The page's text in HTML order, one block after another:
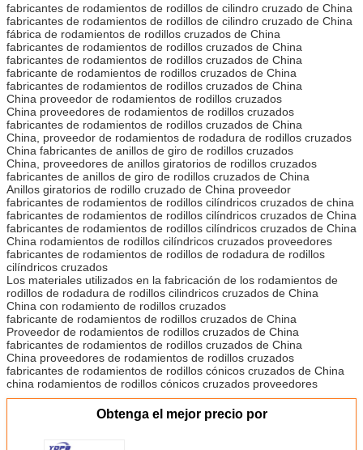
fabricantes de rodamientos de rodillos de cilindro cruzado de China
fabricantes de rodamientos de rodillos de cilindro cruzado de China
fábrica de rodamientos de rodillos cruzados de China
fabricantes de rodamientos de rodillos cruzados de China
fabricantes de rodamientos de rodillos cruzados de China
fabricante de rodamientos de rodillos cruzados de China
fabricantes de rodamientos de rodillos cruzados de China
China proveedor de rodamientos de rodillos cruzados
China proveedores de rodamientos de rodillos cruzados
fabricantes de rodamientos de rodillos cruzados de China
China, proveedor de rodamientos de rodadura de rodillos cruzados
China fabricantes de anillos de giro de rodillos cruzados
China, proveedores de anillos giratorios de rodillos cruzados
fabricantes de anillos de giro de rodillos cruzados de China
Anillos giratorios de rodillo cruzado de China proveedor
fabricantes de rodamientos de rodillos cilíndricos cruzados de china
fabricantes de rodamientos de rodillos cilíndricos cruzados de China
fabricantes de rodamientos de rodillos cilíndricos cruzados de China
China rodamientos de rodillos cilíndricos cruzados proveedores
fabricantes de rodamientos de rodillos de rodadura de rodillos
cilíndricos cruzados
Los materiales utilizados en la fabricación de los rodamientos de
rodillos de rodadura de rodillos cilindricos cruzados de China
China con rodamiento de rodillos cruzados
fabricante de rodamientos de rodillos cruzados de China
Proveedor de rodamientos de rodillos cruzados de China
fabricantes de rodamientos de rodillos cruzados de China
China proveedores de rodamientos de rodillos cruzados
fabricantes de rodamientos de rodillos cónicos cruzados de China
china rodamientos de rodillos cónicos cruzados proveedores
Obtenga el mejor precio por